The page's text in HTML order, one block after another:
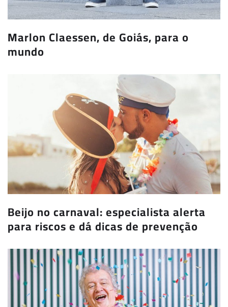
Marlon Claessen, de Goiás, para o
mundo
Beijo no carnaval: especialista alerta
para riscos e dá dicas de prevenção